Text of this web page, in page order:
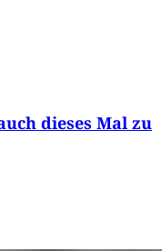
dieses Mal zu